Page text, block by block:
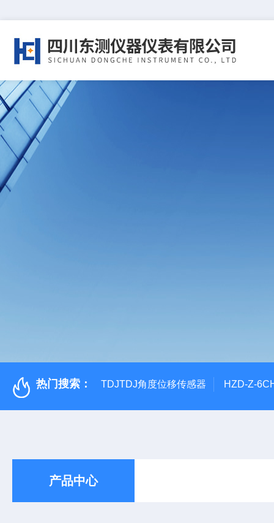
热门搜索： TDJTDJ角度位移传感器 HZD-Z-
产品中心